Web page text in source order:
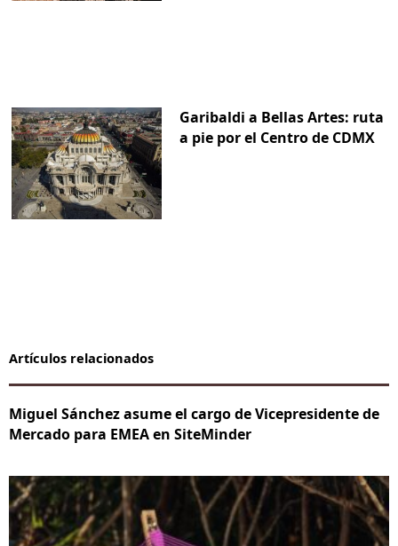
Garibaldi a Bellas Artes: ruta
a pie por el Centro de CDMX
Artículos relacionados
Miguel Sánchez asume el cargo de Vicepresidente de
Mercado para EMEA en SiteMinder